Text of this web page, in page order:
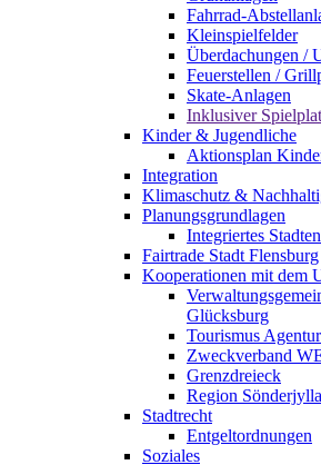
Fahrrad-
Kleinspielfelder
Überdachungen /
Feuerstellen /
Skate-Anlagen
Inklusiver
Kinder & Jugendliche
Aktionsplan
Integration
Klimaschutz &
Planungsgrundlagen
Integriertes
Fairtrade Stadt Flensburg
Kooperationen mit dem
Glücksburg
Tourismus
Zweckverband
Grenzdreieck
Region
Stadtrecht
Entgeltordnungen
Soziales